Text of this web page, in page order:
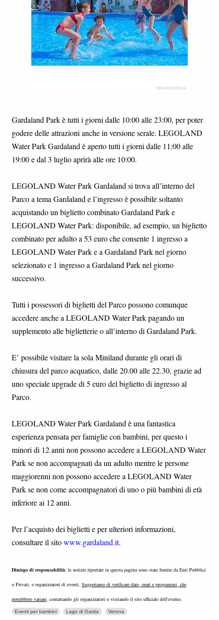
Gardaland Park è tutti i giorni dalle 10:00 alle 23:00, per poter
godere delle attrazioni anche in versione serale. LEGOLAND
Water Park Gardaland è aperto tutti i giorni dalle 11:00 alle
19:00 e dal 3 luglio aprirà alle ore 10:00.
LEGOLAND Water Park Gardaland si trova all’interno del
Parco a tema Gardaland e l’ingresso è possibile soltanto
acquistando un biglietto combinato Gardaland Park e
LEGOLAND Water Park: disponibile, ad esempio, un biglietto
combinato per adulto a 53 euro che consente 1 ingresso a
LEGOLAND Water Park e a Gardaland Park nel giorno
selezionato e 1 ingresso a Gardaland Park nel giorno
successivo.
Tutti i possessori di biglietti del Parco possono comunque
accedere anche a LEGOLAND Water Park pagando un
supplemento alle biglietterie o all’interno di Gardaland Park.
E’ possibile visitare la sola Miniland durante gli orari di
chiusura del parco acquatico, dalle 20.00 alle 22.30, grazie ad
uno speciale upgrade di 5 euro del biglietto di ingresso al
Parco.
LEGOLAND Water Park Gardaland è una fantastica
esperienza pensata per famiglie con bambini, per questo i
minori di 12 anni non possono accedere a LEGOLAND Water
Park se non accompagnati da un adulto mentre le persone
maggiorenni non possono accedere a LEGOLAND Water
Park se non come accompagnatori di uno o più bambini di età
inferiore ai 12 anni.
Per l’acquisto dei biglietti e per ulteriori informazioni,
consultare il sitowww.gardaland.it.
Diniego di responsabilità: le notizie riportate in questa pagina sono state fornite da Enti Pubblici
o Privati, e organizzatori di eventi. Suggeriamo di verificare date, orari e programmi, che
potrebbero variare, contattando gli organizzatori o visitando il sito ufficiale dell'evento.
Eventi per bambini Lago di Garda Verona